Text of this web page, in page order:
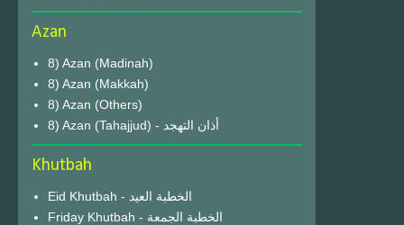
Azan
8) Azan (Madinah)
8) Azan (Makkah)
8) Azan (Others)
8) Azan (Tahajjud) - أذان التهجد
Khutbah
Eid Khutbah - الخطبة العيد
Friday Khutbah - الخطبة الجمعة